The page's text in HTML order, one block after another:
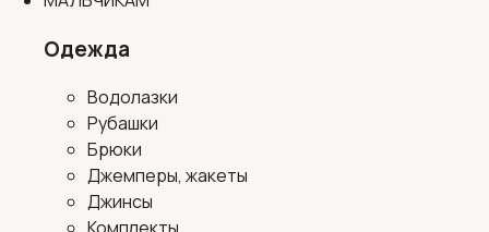
Одежда
Водолазки
Рубашки
Брюки
Джемперы, жакеты
Джинсы